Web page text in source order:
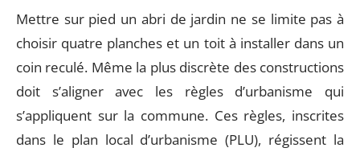
Mettre sur pied un abri de jardin ne se limite pas à
choisir quatre planches et un toit à installer dans un
coin reculé. Même la plus discrète des constructions
doit s’aligner avec les règles d’urbanisme qui
s’appliquent sur la commune. Ces règles, inscrites
dans le plan local d’urbanisme (PLU), régissent la